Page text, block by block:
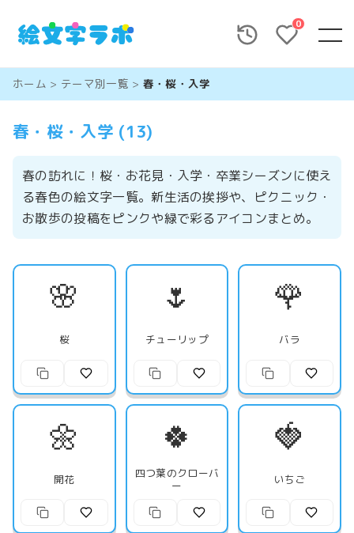
0
ホーム > テーマ別一覧 > 春・桜・入学
春・桜・入学 (13)
春の訪れに！桜・お花見・入学・卒業シーズンに使え
る春色の絵文字一覧。新生活の挨拶や、ピクニック・
お散歩の投稿をピンクや緑で彩るアイコンまとめ。
🌸
桜
🌷
チューリップ
🌹
バラ
🌼
開花
🍀
四つ葉のクローバ
ー
🍓
いちご